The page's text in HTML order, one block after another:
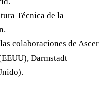
Técnica de la
colaboraciones de Ascer
Darmstadt